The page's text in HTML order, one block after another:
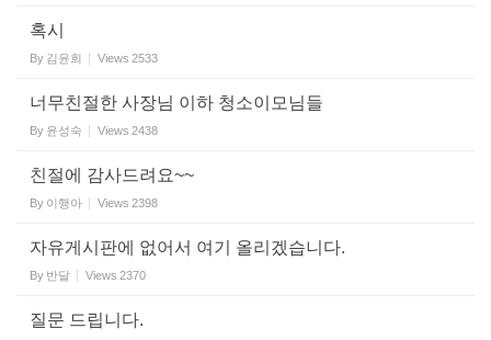
혹시
By 김윤희 Views 2533
너무친절한 사장님 이하 청소이모님들
By 윤성숙 Views 2438
친절에 감사드려요~~
By 이행아 Views 2398
자유게시판에 없어서 여기 올리겠습니다.
By 반달 Views 2370
질문 드립니다.